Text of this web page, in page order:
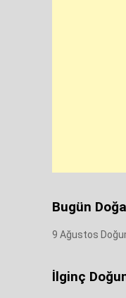
Bugün
9 Ağustos
İlginç